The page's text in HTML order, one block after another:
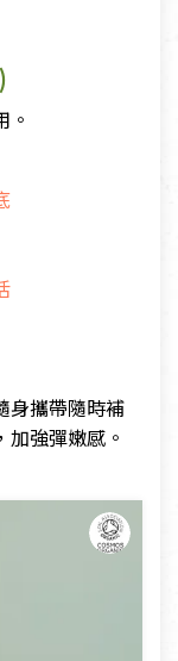
。
身攜帶隨時補
強彈嫩感。